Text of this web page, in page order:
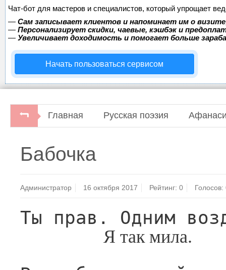
Чат-бот для мастеров и специалистов, который упрощает
— Сам записывает клиентов и напоминает им о
— Персонализирует скидки, чаевые, кэшбэк и
— Увеличивает доходимость и помогает больше
Начать пользоваться сервисом
Главная Русская поэзия
Бабочка
Администратор 16 октября 2017 Рейтинг:0 Голосов:
Ты прав. Одним
Я так мила.